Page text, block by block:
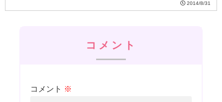
2014/8/31
コメント
コメント ※